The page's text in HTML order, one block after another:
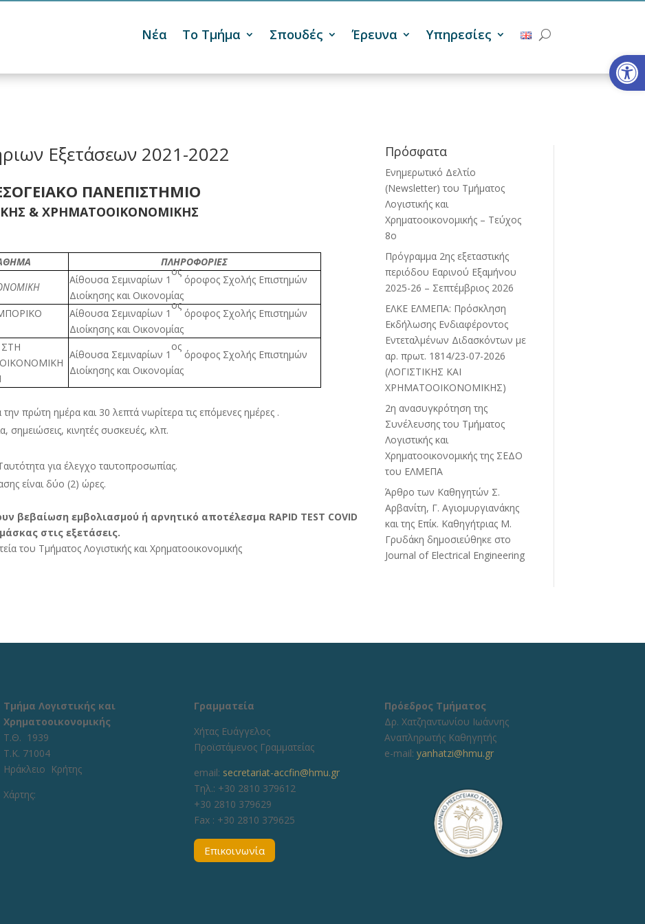
Νέα Το Τμήμα Σπουδές Έρευνα Υπηρεσίες
Εξετάσεων 2021-2022
ΠΑΝΕΠΙΣΤΗΜΙΟ
& ΧΡΗΜΑΤΟΟΙΚΟΝΟΜΙΚΗΣ
ΠΛΗΡΟΦΟΡΙΕΣ
Αίθουσα Σεμιναρίων 1
ος
όροφος Σχολής Επιστημών
Διοίκησης και Οικονομίας
Αίθουσα Σεμιναρίων 1
ος
όροφος Σχολής Επιστημών
Διοίκησης και Οικονομίας
Αίθουσα Σεμιναρίων 1
ος
όροφος Σχολής Επιστημών
Διοίκησης και Οικονομίας
πρώτη ημέρα και 30 λεπτά νωρίτερα τις επόμενες ημέρες .
σημειώσεις, κινητές συσκευές, κλπ.
για έλεγχο ταυτοπροσωπίας.
είναι δύο (2) ώρες.
βεβαίωση εμβολιασμού ή αρνητικό αποτέλεσμα RAPID TEST COVID
στις εξετάσεις.
του Τμήματος Λογιστικής και Χρηματοοικονομικής
Πρόσφατα
Ενημερωτικό Δελτίο
(Newsletter) του Τμήματος
Λογιστικής και
Χρηματοοικονομικής – Τεύχος
8ο
Πρόγραμμα 2ης εξεταστικής
περιόδου Eαρινού Eξαμήνου
2025-26 – Σεπτέμβριος 2026
ΕΛΚΕ ΕΛΜΕΠΑ: Πρόσκληση
Εκδήλωσης Ενδιαφέροντος
Εντεταλμένων Διδασκόντων με
αρ. πρωτ. 1814/23-07-2026
(ΛΟΓΙΣΤΙΚΗΣ ΚΑΙ
ΧΡΗΜΑΤΟΟΙΚΟΝΟΜΙΚΗΣ)
2η ανασυγκρότηση της
Συνέλευσης του Τμήματος
Λογιστικής και
Χρηματοοικονομικής της ΣΕΔΟ
του ΕΛΜΕΠΑ
Άρθρο των Καθηγητών Σ.
Αρβανίτη, Γ. Αγιομυργιανάκης
και της Επίκ. Καθηγήτριας Μ.
Γρυδάκη δημοσιεύθηκε στο
Journal of Electrical Engineering
Τμήμα Λογιστικής και
Χρηματοοικονομικής
Τ.Θ. 1939
Τ.Κ. 71004
Ηράκλειο Κρήτης
Χάρτης:
Γραμματεία
Χήτας Ευάγγελος
Προϊστάμενος Γραμματείας
email: secretariat-accfin@hmu.gr
Τηλ.: +30 2810 379612
+30 2810 379629
Fax : +30 2810 379625
Επικοινωνία
Πρόεδρος Τμήματος
Δρ. Χατζηαντωνίου Ιωάννης
Αναπληρωτής Καθηγητής
e-mail: yanhatzi@hmu.gr